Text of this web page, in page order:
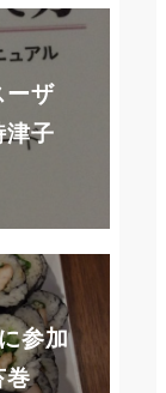
ーザ
子
参加
巻